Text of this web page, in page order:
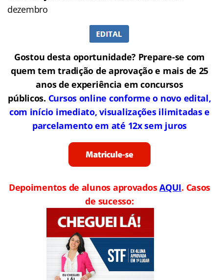
dezembro
Gostou desta oportunidade? Prepare-se com
quem tem tradição de aprovação e mais de 25
anos de experiência em concursos
públicos. Cursos online conforme o novo edital,
com início imediato, visualizações ilimitadas e
parcelamento em até 12x sem juros
Depoimentos de alunos aprovadosAQUI. Casos
de sucesso: